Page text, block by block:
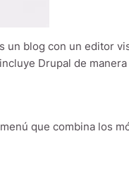
un blog con un editor
Drupal de
que combina los